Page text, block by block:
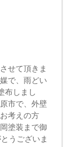
せて頂きま
で、雨どい
布しまし
で、外壁
考えの方
塗装まで御
ございま